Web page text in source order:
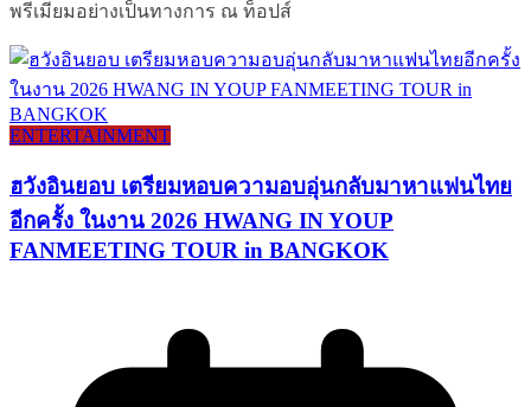
พรีเมียมอย่างเป็นทางการ ณ ท็อปส์
ENTERTAINMENT
ฮวังอินยอบ เตรียมหอบความอบอุ่นกลับมาหาแฟนไทย
อีกครั้ง ในงาน 2026 HWANG IN YOUP
FANMEETING TOUR in BANGKOK